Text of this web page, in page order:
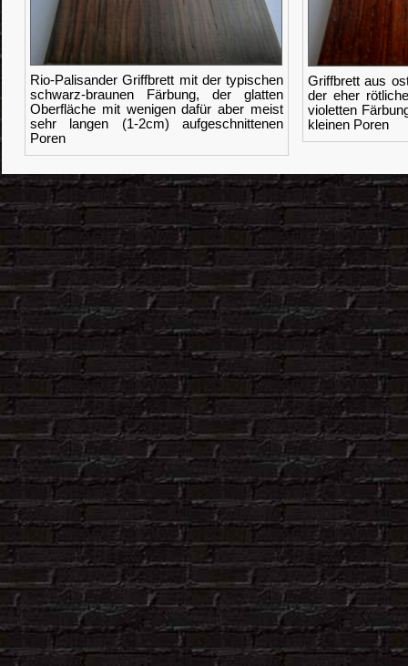
Rio-Palisander Griffbrett mit der typischen
schwarz-braunen Färbung, der glatten
Oberfläche mit wenigen dafür aber meist
sehr langen (1-2cm) aufgeschnittenen
Poren
Griffbrett aus
der eher
violetten
kleinen Poren